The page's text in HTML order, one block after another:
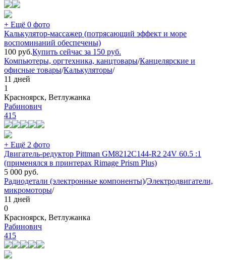
+ Ещё 0 фото
Калькулятор-массажер (потрясающий эффект и море
воспоминаний обеспечены)
100 руб.Купить сейчас за 150 руб.
Компьютеры, оргтехника, канцтовары/Канцелярские и
офисные товары/Калькуляторы/
11 дней
1
Красноярск, Ветлужанка
Рабинович
415
+ Ещё 2 фото
Двигатель-редуктор Pittman GM8212C144-R2 24V 60.5 :1
(применялся в принтерах Rimage Prism Plus)
5 000 руб.
Радиодетали (электронные компоненты)/Электродвигатели,
микромоторы/
11 дней
0
Красноярск, Ветлужанка
Рабинович
415